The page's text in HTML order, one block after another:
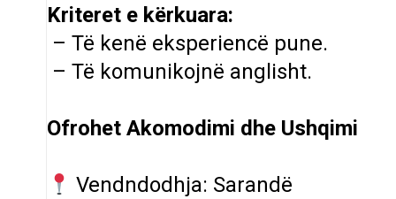
Kriteret e kërkuara:
– Të kenë eksperiencë pune.
– Të komunikojnë anglisht.
Ofrohet Akomodimi dhe Ushqimi
Vendndodhja: Sarandë